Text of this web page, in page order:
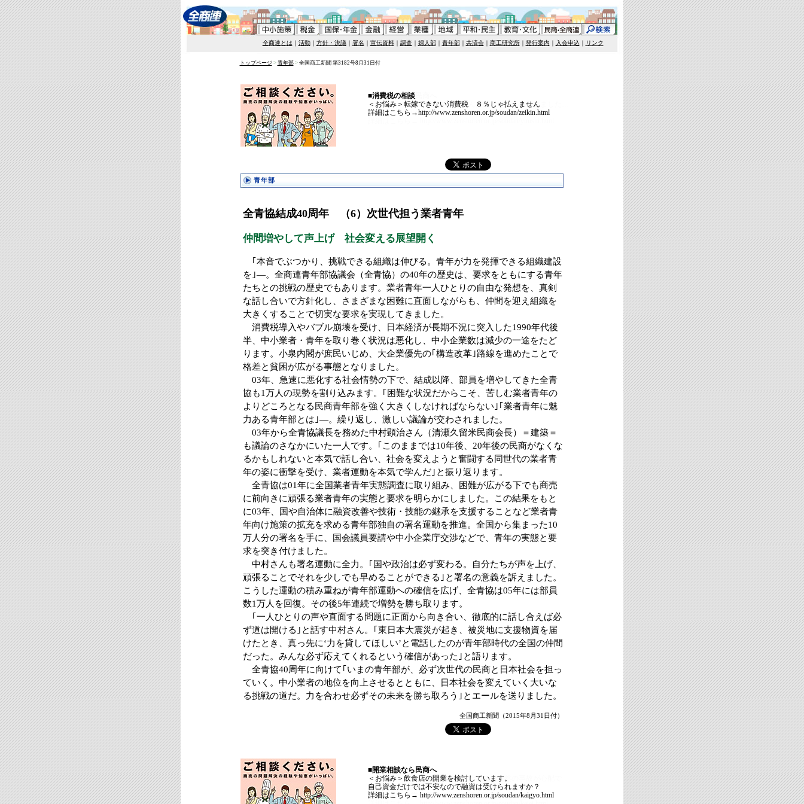
全商連とは ｜ 活動｜ 方針・決議｜ 署名 ｜ 宣伝資料｜ 調査｜ 婦人部｜ 青年部｜ 共済会｜ 商工研究所｜ 発行案内 ｜ 入会申込 ｜ リンク
トップページ > 青年部 >全国商工新聞 第3182号8月31日付
■消費税の相談
＜お悩み＞転嫁できない消費税 ８％じゃ払えません
詳細はこちら→http://www.zenshoren.or.jp/soudan/zeikin.html
■融資相談なら民商へ
＜お悩み＞銀行に融資を申し込んだのですが、断られました…
どうしたら良いでしょうか？
青年部
全青協結成40周年 （6）次世代担う業者青年
仲間増やして声上げ 社会変える展望開く
｢本音でぶつかり、挑戦できる組織は伸びる。青年が力を発揮できる組織建設
を｣―。全商連青年部協議会（全青協）の40年の歴史は、要求をともにする青年
たちとの挑戦の歴史でもあります。業者青年一人ひとりの自由な発想を、真剣
な話し合いで方針化し、さまざまな困難に直面しながらも、仲間を迎え組織を
大きくすることで切実な要求を実現してきました。
消費税導入やバブル崩壊を受け、日本経済が長期不況に突入した1990年代後
半、中小業者・青年を取り巻く状況は悪化し、中小企業数は減少の一途をたど
ります。小泉内閣が庶民いじめ、大企業優先の｢構造改革｣路線を進めたことで
格差と貧困が広がる事態となりました。
03年、急速に悪化する社会情勢の下で、結成以降、部員を増やしてきた全青
協も1万人の現勢を割り込みます。｢困難な状況だからこそ、苦しむ業者青年の
よりどころとなる民商青年部を強く大きくしなければならない｣｢業者青年に魅
力ある青年部とは｣―。繰り返し、激しい議論が交わされました。
03年から全青協議長を務めた中村顕治さん（清瀬久留米民商会長）＝建築＝
も議論のさなかにいた一人です。｢このままでは10年後、20年後の民商がなくな
るかもしれないと本気で話し合い、社会を変えようと奮闘する同世代の業者青
年の姿に衝撃を受け、業者運動を本気で学んだ｣と振り返ります。
全青協は01年に全国業者青年実態調査に取り組み、困難が広がる下でも商売
に前向きに頑張る業者青年の実態と要求を明らかにしました。この結果をもと
に03年、国や自治体に融資改善や技術・技能の継承を支援することなど業者青
年向け施策の拡充を求める青年部独自の署名運動を推進。全国から集まった10
万人分の署名を手に、国会議員要請や中小企業庁交渉などで、青年の実態と要
求を突き付けました。
中村さんも署名運動に全力。｢国や政治は必ず変わる。自分たちが声を上げ、
頑張ることでそれを少しでも早めることができる｣と署名の意義を訴えました。
こうした運動の積み重ねが青年部運動への確信を広げ、全青協は05年には部員
数1万人を回復。その後5年連続で増勢を勝ち取ります。
｢一人ひとりの声や直面する問題に正面から向き合い、徹底的に話し合えば必
ず道は開ける｣と話す中村さん。｢東日本大震災が起き、被災地に支援物資を届
けたとき、真っ先に‘力を貸してほしい’と電話したのが青年部時代の全国の仲間
だった。みんな必ず応えてくれるという確信があった｣と語ります。
全青協40周年に向けて｢いまの青年部が、必ず次世代の民商と日本社会を担っ
ていく。中小業者の地位を向上させるとともに、日本社会を変えていく大いな
る挑戦の道だ。力を合わせ必ずその未来を勝ち取ろう｣とエールを送りました。
全国商工新聞（2015年8月31日付）
■開業相談なら民商へ
＜お悩み＞飲食店の開業を検討しています。
自己資金だけでは不安なので融資は受けられますか？
詳細はこちら→ http://www.zenshoren.or.jp/soudan/kaigyo.html
■経営相談なら民商へ
＜お悩み＞自営業は体が資本。仕事中の突然の事故が心配で
す。
自営業主でも労働保険に入れませんか？